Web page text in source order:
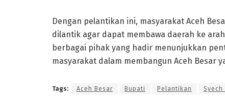
Dengan pelantikan ini, masyarakat Aceh
dilantik agar dapat membawa daerah ke
berbagai pihak yang hadir menunjukkan
masyarakat dalam membangun Aceh Besar
Tags: Aceh Besar Bupati Pelantikan Syech